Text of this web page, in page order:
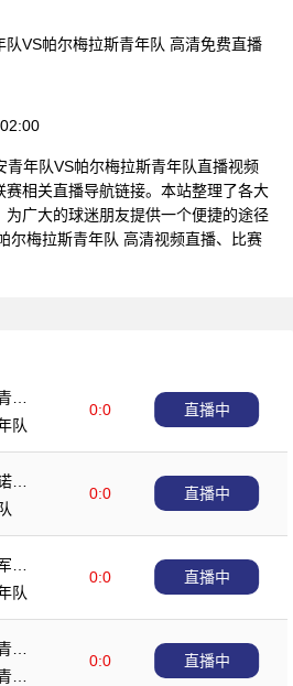
队VS帕尔梅拉斯青年队 高清免费直播
青年队VS帕尔梅拉斯青年队直播视频
相关直播导航链接。本站整理了各大
广大的球迷朋友提供一个便捷的途径
尔梅拉斯青年队 高清视频直播、比赛
年
0:0
队
直播中
沃
0:0
直播中
青
0:0
队
直播中
年
0:0
年
直播中